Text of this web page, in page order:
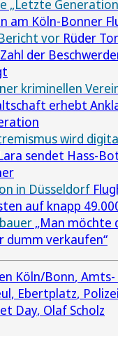
„Letzte
am Köln-Bonner
vor Rüder
der
kriminellen
erhebt
wird
sendet Hass-
in Düsseldorf
auf knapp
„Man möchte
dumm verkaufen“
Köln/Bonn Amts-
Ebertplatz
Day Olaf Scholz